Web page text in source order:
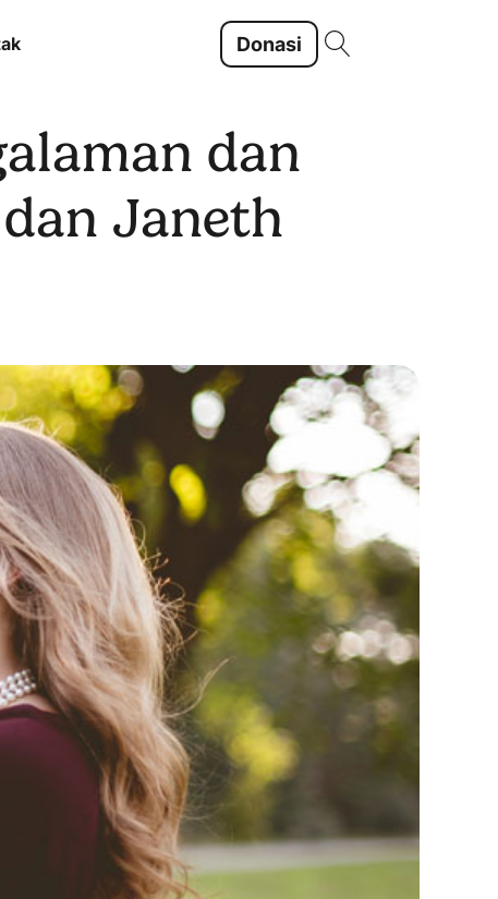
Donasi
dan
Janeth